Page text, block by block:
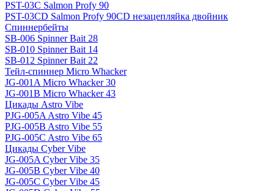
PST-03C Salmon Profy 90
PST-03CD Salmon Profy 90CD незацепляйка двойник
Спиннербейты
SB-006 Spinner Bait 28
SB-010 Spinner Bait 14
SB-012 Spinner Bait 22
Тейл-спиннер Micro Whacker
JG-001A Micro Whacker 30
JG-001B Micro Whacker 43
Цикады Astro Vibe
PJG-005A Astro Vibe 45
PJG-005B Astro Vibe 55
PJG-005C Astro Vibe 65
Цикады Cyber Vibe
JG-005A Cyber Vibe 35
JG-005B Cyber Vibe 40
JG-005C Cyber Vibe 45